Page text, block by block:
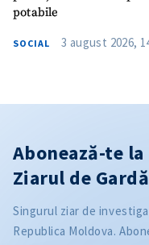
potabile
SOCIAL 3 august 2026,
Abonează-te la
Ziarul de Gardă
Singurul ziar de
Republica Moldova.